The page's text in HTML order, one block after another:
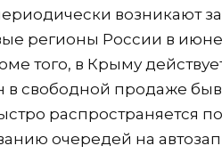
возникают
регионы России в
того, в Крыму
в свободной продаже
распространяется
очередей на